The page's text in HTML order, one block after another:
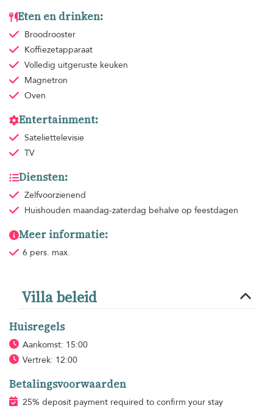
Eten en drinken:
Broodrooster
Koffiezetapparaat
Volledig uitgeruste keuken
Magnetron
Oven
Entertainment:
Sateliettelevisie
TV
Diensten:
Zelfvoorzienend
Huishouden maandag-zaterdag behalve op feestdagen
Meer informatie:
6 pers. max.
Villa beleid
Huisregels
Aankomst: 15:00
Vertrek: 12:00
Betalingsvoorwaarden
25% deposit payment required to confirm your stay